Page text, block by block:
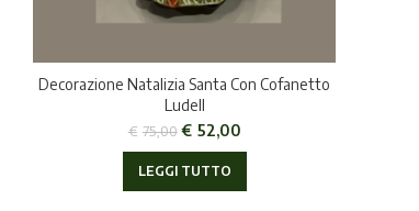
Decorazione Natalizia Santa Con Cofanetto
Ludell
€ 75,00 € 52,00
LEGGI TUTTO